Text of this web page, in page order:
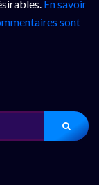
En savoir
sont